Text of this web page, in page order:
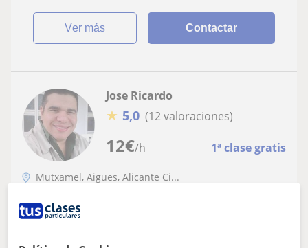
un par de años dando clases particulares
ver más Contactar
12€/h 1ª clase gratis
Jose Ricardo
★ 5,0 (12 valoraciones)
Mutxamel, Aigües, Alicante Ci...